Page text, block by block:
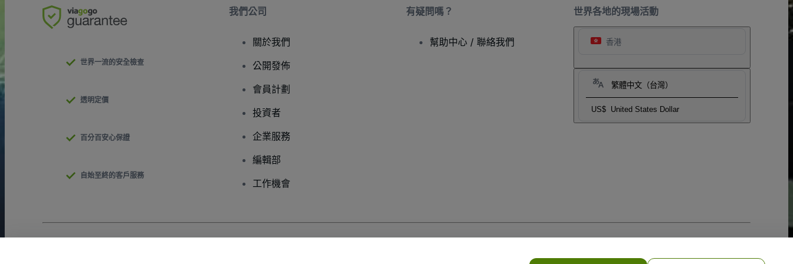
世界各地的現場活動
香港
繁體中文（台灣）
US$ United States Dollar
世界一流的安全檢查
透明定價
百分百安心保證
自始至終的客戶服務
我們公司
關於我們
公開發佈
會員計劃
投資者
企業服務
編輯部
工作機會
有疑問嗎？
幫助中心 / 聯絡我們